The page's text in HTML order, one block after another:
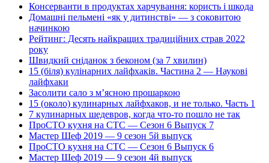
Консерванти в продуктах харчування: користь і шкода
Домашні пельмені «як у дитинстві» — з соковитою
начинкою
Рейтинг: Десять найкращих традиційних страв 2022
року
Швидкий сніданок з беконом (за 7 хвилин)
15 (біля) кулінарних лайфхаків. Частина 2 — Наукові
лайфхаки
Засолити сало з м’ясною прошаркою
15 (около) кулинарных лайфхаков, и не только. Часть 1
7 кулинарных шедевров, когда что-то пошло не так
ПроСТО кухня на СТС — Сезон 6 Выпуск 7
Мастер Шеф 2019 — 9 сезон 5й выпуск
ПроСТО кухня на СТС — Сезон 6 Выпуск 6
Мастер Шеф 2019 — 9 сезон 4й выпуск